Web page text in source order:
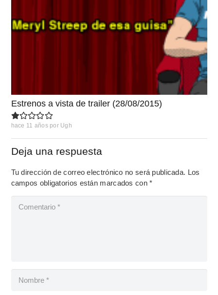
Estrenos a vista de trailer (28/08/2015)
hace 11 años por Ugh
Deja una respuesta
Tu dirección de correo electrónico no será publicada. Los
campos obligatorios están marcados con*